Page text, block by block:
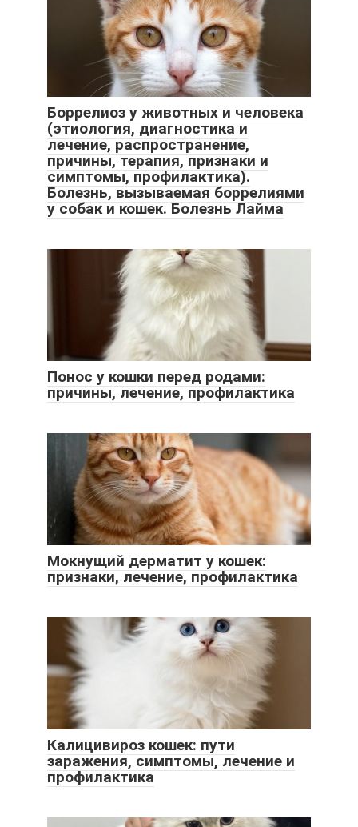
Боррелиоз у животных и человека
(этиология, диагностика и
лечение, распространение,
причины, терапия, признаки и
симптомы, профилактика).
Болезнь, вызываемая боррелиями
у собак и кошек. Болезнь Лайма
Понос у кошки перед родами:
причины, лечение, профилактика
Мокнущий дерматит у кошек:
признаки, лечение, профилактика
Калицивироз кошек: пути
заражения, симптомы, лечение и
профилактика